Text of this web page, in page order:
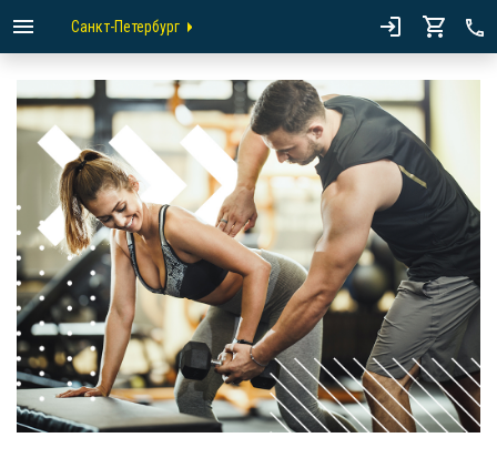
Санкт-Петербург